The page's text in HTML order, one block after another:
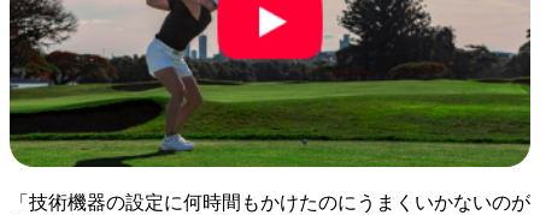
「技術機器の設定に何時間もかけたのにうまくいかないのが